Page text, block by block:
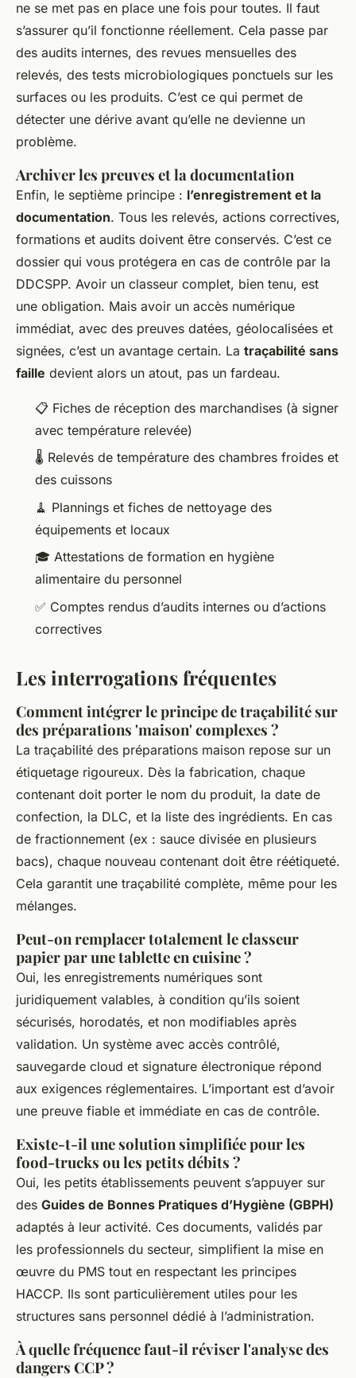
ne se met pas en place une fois pour toutes. Il faut
s’assurer qu’il fonctionne réellement. Cela passe par
des audits internes, des revues mensuelles des
relevés, des tests microbiologiques ponctuels sur les
surfaces ou les produits. C’est ce qui permet de
détecter une dérive avant qu’elle ne devienne un
problème.
Archiver les preuves et la documentation
Enfin, le septième principe : l’enregistrement et la
documentation. Tous les relevés, actions correctives,
formations et audits doivent être conservés. C’est ce
dossier qui vous protégera en cas de contrôle par la
DDCSPP. Avoir un classeur complet, bien tenu, est
une obligation. Mais avoir un accès numérique
immédiat, avec des preuves datées, géolocalisées et
signées, c’est un avantage certain. La traçabilité sans
faille devient alors un atout, pas un fardeau.
📋 Fiches de réception des marchandises (à signer
avec température relevée)
🌡️ Relevés de température des chambres froides et
des cuissons
🧹 Plannings et fiches de nettoyage des
équipements et locaux
🎓 Attestations de formation en hygiène
alimentaire du personnel
✅ Comptes rendus d’audits internes ou d’actions
correctives
Les interrogations fréquentes
Comment intégrer le principe de traçabilité sur
des préparations 'maison' complexes ?
La traçabilité des préparations maison repose sur un
étiquetage rigoureux. Dès la fabrication, chaque
contenant doit porter le nom du produit, la date de
confection, la DLC, et la liste des ingrédients. En cas
de fractionnement (ex : sauce divisée en plusieurs
bacs), chaque nouveau contenant doit être réétiqueté.
Cela garantit une traçabilité complète, même pour les
mélanges.
Peut-on remplacer totalement le classeur
papier par une tablette en cuisine ?
Oui, les enregistrements numériques sont
juridiquement valables, à condition qu’ils soient
sécurisés, horodatés, et non modifiables après
validation. Un système avec accès contrôlé,
sauvegarde cloud et signature électronique répond
aux exigences réglementaires. L’important est d’avoir
une preuve fiable et immédiate en cas de contrôle.
Existe-t-il une solution simplifiée pour les
food-trucks ou les petits débits ?
Oui, les petits établissements peuvent s’appuyer sur
des Guides de Bonnes Pratiques d’Hygiène (GBPH)
adaptés à leur activité. Ces documents, validés par
les professionnels du secteur, simplifient la mise en
œuvre du PMS tout en respectant les principes
HACCP. Ils sont particulièrement utiles pour les
structures sans personnel dédié à l’administration.
À quelle fréquence faut-il réviser l'analyse des
dangers CCP ?